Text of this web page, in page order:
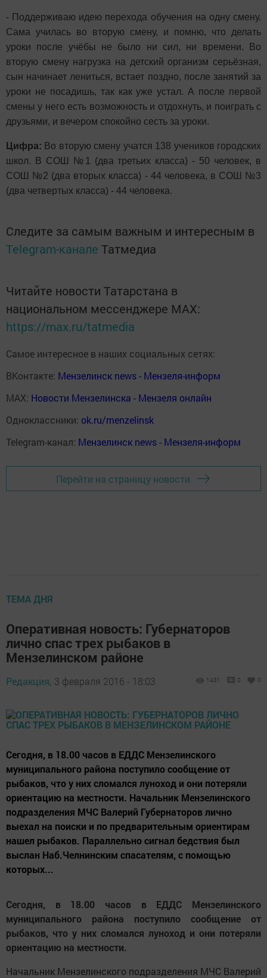
- Поддерживаю идею перехода обучения на одну смену.
Сама училась во вторую смену, и помню, что делать
уроки после учёбы не было ни сил, ни времени. Во
вторую смену нагрузка на детский организм серьёзная,
сын начинает лениться, встает поздно, после занятий за
уроки не посадишь, так как уже устал. А после первой
смены у него есть возможность и отдохнуть, и поиграть с
друзьями, и вечером спокойно сесть за уроки.
Цифра: Во вторую смену учатся 138 учеников городских
школ. В СОШ №1 (два третьих класса) - 50 человек, в
СОШ №2 (два вторых класса) - 44 человека, в СОШ №3
(два четвертых класса) - 44 человека.
Следите за самым важным и интересным в
Telegram-канале Татмедиа
Читайте новости Татарстана в
национальном мессенджере MАХ:
https://max.ru/tatmedia
Самое интересное в наших социальных сетях:
ВКонтакте: Мензелинск news - Мензеля-информ
MAX: Новости Мензелинска - Мензеля онлайн
Одноклассники: ok.ru/menzelinsk
Telegram-канал: Мензелинск news - Мензеля-информ
Перейти на страницу новости
ТЕМА ДНЯ
Оперативная новость: Губернаторов
лично спас трех рыбаков в
Мензелинском районе
Редакция, 3 февраля 2016 - 18:03 1431 0 0
Сегодня, в 18.00 часов в ЕДДС Мензелинского
муниципального района поступило сообщение от
рыбаков, что у них сломался луноход и они потеряли
ориентацию на местности. Начальник Мензелинского
подразделения МЧС Валерий Губернаторов лично
выехал на поиски и по предварительным ориентирам
нашел рыбаков. Параллельно сигнал бедствия был
выслан Наб.Челнинским спасателям, с помощью
которых...
Сегодня, в 18.00 часов в ЕДДС Мензелинского
муниципального района поступило сообщение от
рыбаков, что у них сломался луноход и они потеряли
ориентацию на местности.
Начальник Мензелинского подразделения МЧС Валерий